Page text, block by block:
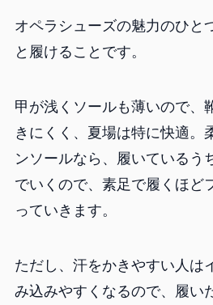
オペラシューズの魅力のひと
と履けることです。
甲が浅くソールも薄いので、
きにくく、夏場は特に快適。
ンソールなら、履いているう
でいくので、素足で履くほど
っていきます。
ただし、汗をかきやすい人は
み込みやすくなるので、履い